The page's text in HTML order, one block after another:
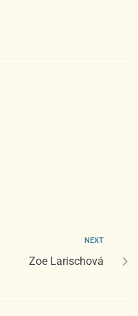
NEXT
Zoe Larischová